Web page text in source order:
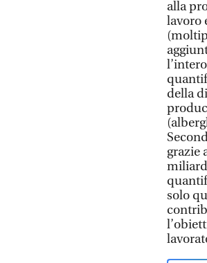
alla
lavoro
della
grazie
solo